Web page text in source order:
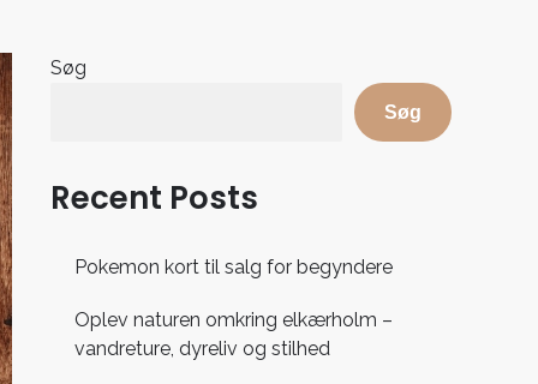
Søg
Søg
Recent Posts
Pokemon kort til salg for begyndere
Oplev naturen omkring elkærholm –
vandreture, dyreliv og stilhed